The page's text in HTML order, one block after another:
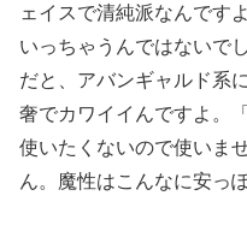
ェイスで清純派なんです
いっちゃうんではないで
だと、アバンギャルド系
奢でカワイイんですよ。
使いたくないので使いま
ん。魔性はこんなに安っ